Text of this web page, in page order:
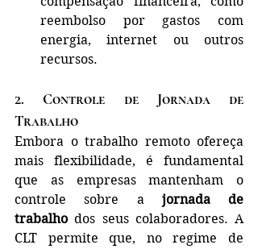
reembolso por gastos com
energia, internet ou outros
recursos.
2. Controle de Jornada de
Trabalho
Embora o trabalho remoto ofereça
mais flexibilidade, é fundamental
que as empresas mantenham o
controle sobre a jornada de
trabalho dos seus colaboradores. A
CLT permite que, no regime de